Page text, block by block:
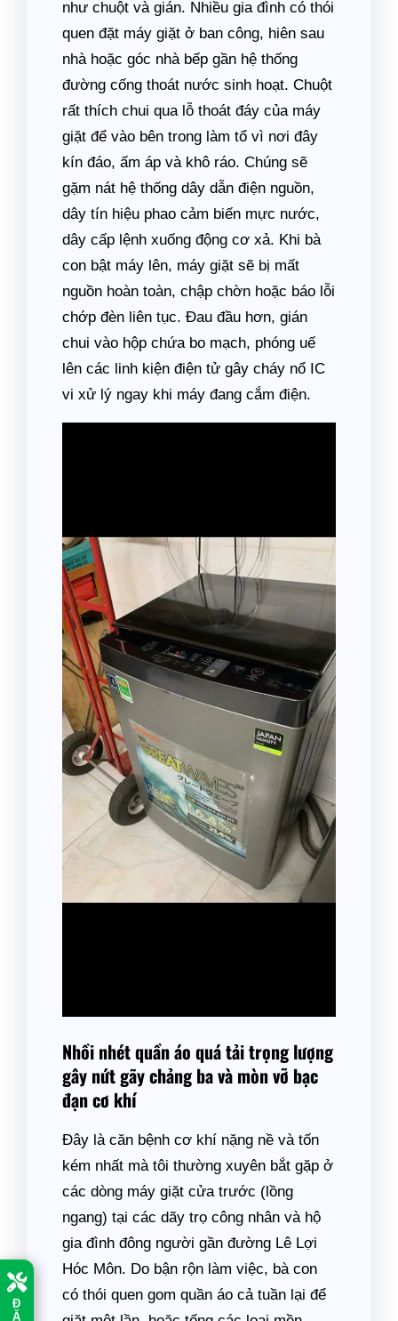
Đ
Ặ
như chuột và gián. Nhiều gia đình có thói
quen đặt máy giặt ở ban công, hiên sau
nhà hoặc góc nhà bếp gần hệ thống
đường cống thoát nước sinh hoạt. Chuột
rất thích chui qua lỗ thoát đáy của máy
giặt để vào bên trong làm tổ vì nơi đây
kín đáo, ấm áp và khô ráo. Chúng sẽ
gặm nát hệ thống dây dẫn điện nguồn,
dây tín hiệu phao cảm biến mực nước,
dây cấp lệnh xuống động cơ xả. Khi bà
con bật máy lên, máy giặt sẽ bị mất
nguồn hoàn toàn, chập chờn hoặc báo lỗi
chớp đèn liên tục. Đau đầu hơn, gián
chui vào hộp chứa bo mạch, phóng uế
lên các linh kiện điện tử gây cháy nổ IC
vi xử lý ngay khi máy đang cắm điện.
Nhồi nhét quần áo quá tải trọng lượng
gây nứt gãy chảng ba và mòn vỡ bạc
đạn cơ khí
Đây là căn bệnh cơ khí nặng nề và tốn
kém nhất mà tôi thường xuyên bắt gặp ở
các dòng máy giặt cửa trước (lồng
ngang) tại các dãy trọ công nhân và hộ
gia đình đông người gần đường Lê Lợi
Hóc Môn. Do bận rộn làm việc, bà con
có thói quen gom quần áo cả tuần lại để